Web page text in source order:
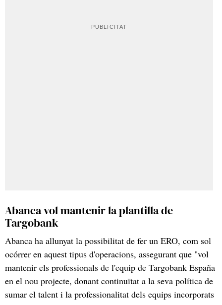
Abanca vol mantenir la plantilla de
Targobank
Abanca ha allunyat la possibilitat de fer un ERO, com sol
ocórrer en aquest tipus d'operacions, assegurant que "vol
mantenir els professionals de l'equip de Targobank España
en el nou projecte, donant continuïtat a la seva política de
sumar el talent i la professionalitat dels equips incorporats